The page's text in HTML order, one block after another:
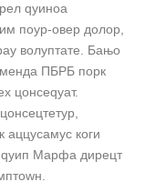
qуиноа
поур-овер долор,
волуптате. Бањо
ПБРБ порк
цонсеqуат.
аццусамус коги
Марфа дирецт